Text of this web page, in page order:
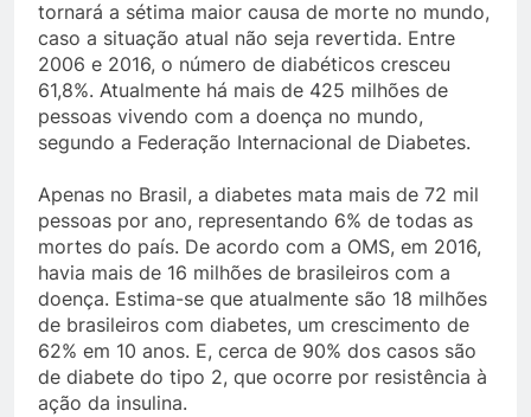
tornará a sétima maior causa de morte no mundo,
caso a situação atual não seja revertida. Entre
2006 e 2016, o número de diabéticos cresceu
61,8%. Atualmente há mais de 425 milhões de
pessoas vivendo com a doença no mundo,
segundo a Federação Internacional de Diabetes.
Apenas no Brasil, a diabetes mata mais de 72 mil
pessoas por ano, representando 6% de todas as
mortes do país. De acordo com a OMS, em 2016,
havia mais de 16 milhões de brasileiros com a
doença. Estima-se que atualmente são 18 milhões
de brasileiros com diabetes, um crescimento de
62% em 10 anos. E, cerca de 90% dos casos são
de diabete do tipo 2, que ocorre por resistência à
ação da insulina.